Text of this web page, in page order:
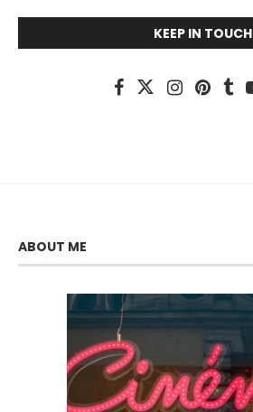
KEEP IN TOUCH
ABOUT ME